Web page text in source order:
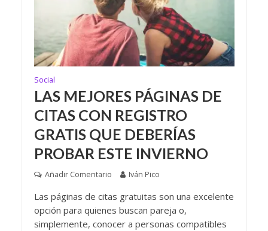
Social
LAS MEJORES PÁGINAS DE
CITAS CON REGISTRO
GRATIS QUE DEBERÍAS
PROBAR ESTE INVIERNO
Añadir Comentario Iván Pico
Las páginas de citas gratuitas son una excelente
opción para quienes buscan pareja o,
simplemente, conocer a personas compatibles